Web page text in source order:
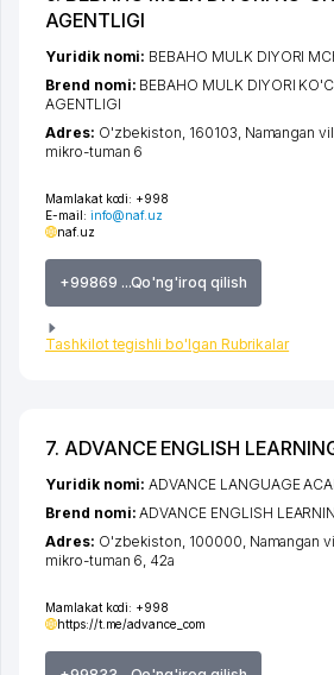
AGENTLIGI
Mamlakat kodi: +998
E-mail: info@naf.uz
naf.uz
+99869 ...Qo'ng'iroq qilish
Tashkilot tegishli bo'lgan Rubrikalar
Yuridik nomi: BEBAHO MULK DIYORI
Brend nomi: BEBAHO MULK DIYORI
AGENTLIGI
Adres: O'zbekiston, 160103, Namangan
mikro-tuman 6
7. ADVANCE ENGLISH
Mamlakat kodi: +998
https://t.me/advance_com
Yuridik nomi:ADVANCE LANGUAGE
Brend nomi:ADVANCE ENGLISH
Adres: O'zbekiston, 100000, Namangan
mikro-tuman 6, 42а